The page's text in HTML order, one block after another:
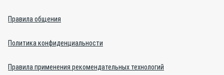
Правила общения
Политика конфиденциальности
Правила применения рекомендательных технологий